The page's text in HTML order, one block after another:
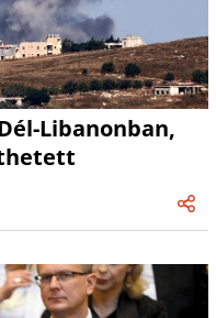
Libanonban,